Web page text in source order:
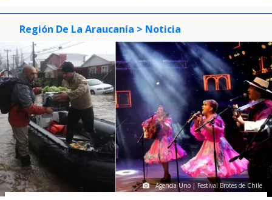
Región De La Araucanía > Noticia
Agencia Uno | Festival Brotes de Chile